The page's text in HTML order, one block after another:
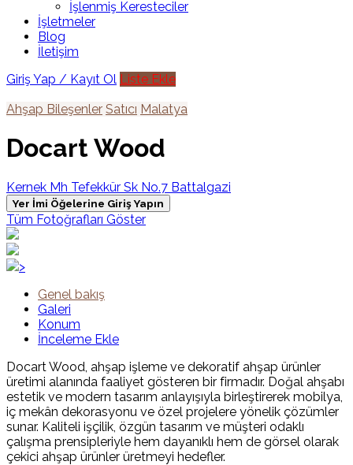
İşlenmiş Keresteciler
İşletmeler
Blog
İletişim
Giriş Yap / Kayıt Ol Liste Ekle
Ahşap Bileşenler Satıcı Malatya
Docart Wood
Kernek Mh Tefekkür Sk No.7 Battalgazi
Yer İmi Öğelerine Giriş Yapın
Tüm Fotoğrafları Göster
>
Genel bakış
Galeri
Konum
İnceleme Ekle
Docart Wood, ahşap işleme ve dekoratif ahşap ürünler
üretimi alanında faaliyet gösteren bir firmadır. Doğal ahşabı
estetik ve modern tasarım anlayışıyla birleştirerek mobilya,
iç mekân dekorasyonu ve özel projelere yönelik çözümler
sunar. Kaliteli işçilik, özgün tasarım ve müşteri odaklı
çalışma prensipleriyle hem dayanıklı hem de görsel olarak
çekici ahşap ürünler üretmeyi hedefler.